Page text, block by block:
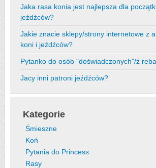
Jaka rasa konia jest najlepsza dla
jeźdźców?
Jakie znacie sklepy/strony internetowe z
koni i jeźdźców?
Pytanko do osób "doświadczonych"/ź
Jacy inni patroni jeźdźców?
Kategorie
Śmieszne
Koń
Pytania do Princess
Rasy